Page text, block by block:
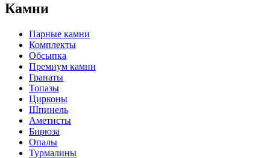
Камни
Парные камни
Комплекты
Обсыпка
Премиум камни
Гранаты
Топазы
Цирконы
Шпинель
Аметисты
Бирюза
Опалы
Турмалины